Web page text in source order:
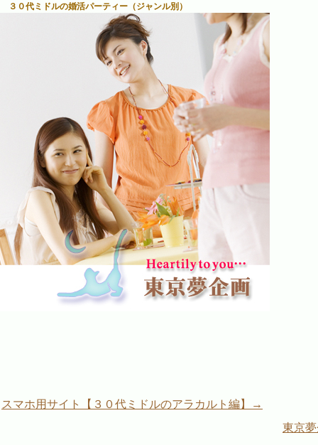
３０代ミドルの婚活パーティー（ジャンル別）
スマホ用サイト【３０代ミドルのアラカルト編】→
東京